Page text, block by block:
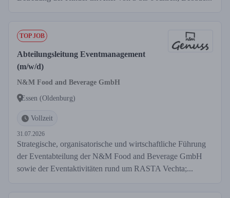
TOP JOB
Abteilungsleitung Eventmanagement
(m/w/d)
N&M Food and Beverage GmbH
Essen (Oldenburg)
Vollzeit
31.07.2026
Strategische, organisatorische und wirtschaftliche Führung
der Eventabteilung der N&M Food and Beverage GmbH
sowie der Eventaktivitäten rund um RASTA Vechta;...